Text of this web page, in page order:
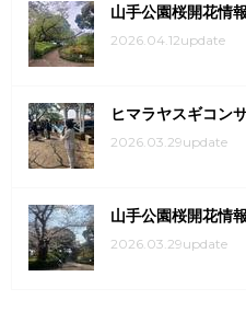
山手公園桜開花情
2026.04.12update
ヒマラヤスギコン
2026.03.29update
山手公園桜開花情
2026.03.29update